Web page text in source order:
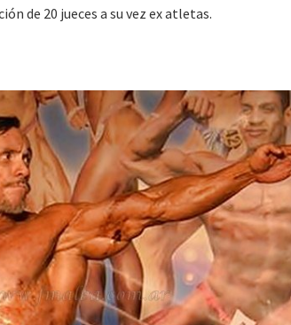
de 20 jueces a su vez ex atletas.